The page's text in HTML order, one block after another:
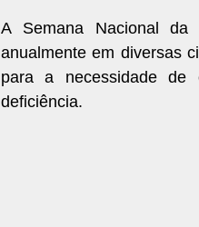
A Semana Nacional da
anualmente em diversas
para a necessidade de
deficiência.